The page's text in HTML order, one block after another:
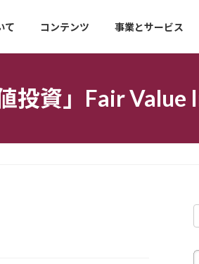
て コンテンツ 事業とサービス
投資」Fair Value